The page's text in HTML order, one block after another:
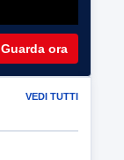
Guarda ora
VEDI TUTTI